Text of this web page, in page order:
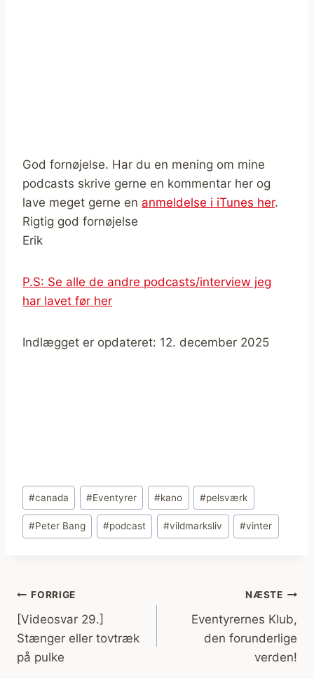
God fornøjelse. Har du en mening om mine
podcasts skrive gerne en kommentar her og
lave meget gerne en anmeldelse i iTunes her.
Rigtig god fornøjelse
Erik
P.S: Se alle de andre podcasts/interview jeg
har lavet før her
Indlægget er opdateret: 12. december 2025
Indlæg-
tags:
#canada #Eventyrer #kano #pelsværk
#Peter Bang #podcast #vildmarksliv #vinter
Indlægsnavigation
FORRIGE
[Videosvar 29.]
Stænger eller tovtræk
på pulke
NÆSTE
Eventyrernes Klub,
den forunderlige
verden!